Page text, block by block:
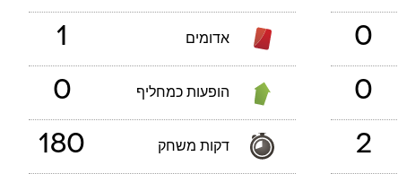
0 אדומים 1
0 הופעות כמחליף 0
2 דקות משחק 180